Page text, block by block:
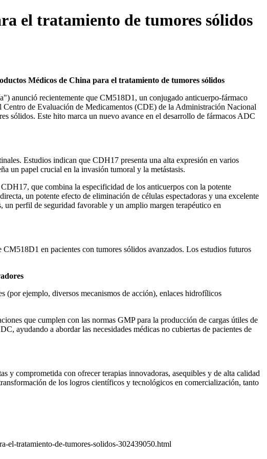
el tratamiento de tumores sólidos
Médicos de China para el tratamiento de tumores sólidos
recientemente que CM518D1, un conjugado anticuerpo-fármaco
de Evaluación de Medicamentos (CDE) de la Administración Nacional
sólidos. Este hito marca un nuevo avance en el desarrollo de fármacos ADC
Estudios indican que CDH17 presenta una alta expresión en varios
un papel crucial en la invasión tumoral y la metástasis.
que combina la especificidad de los anticuerpos con la potente
un potente efecto de eliminación de células espectadoras y una excelente
perfil de seguridad favorable y un amplio margen terapéutico en
en pacientes con tumores sólidos avanzados. Los estudios futuros
(por ejemplo, diversos mecanismos de acción), enlaces hidrofílicos
que cumplen con las normas GMP para la producción de cargas útiles de
ayudando a abordar las necesidades médicas no cubiertas de pacientes de
y comprometida con ofrecer terapias innovadoras, asequibles y de alta calidad
de los logros científicos y tecnológicos en comercialización, tanto
el-tratamiento-de-tumores-solidos-302439050.html